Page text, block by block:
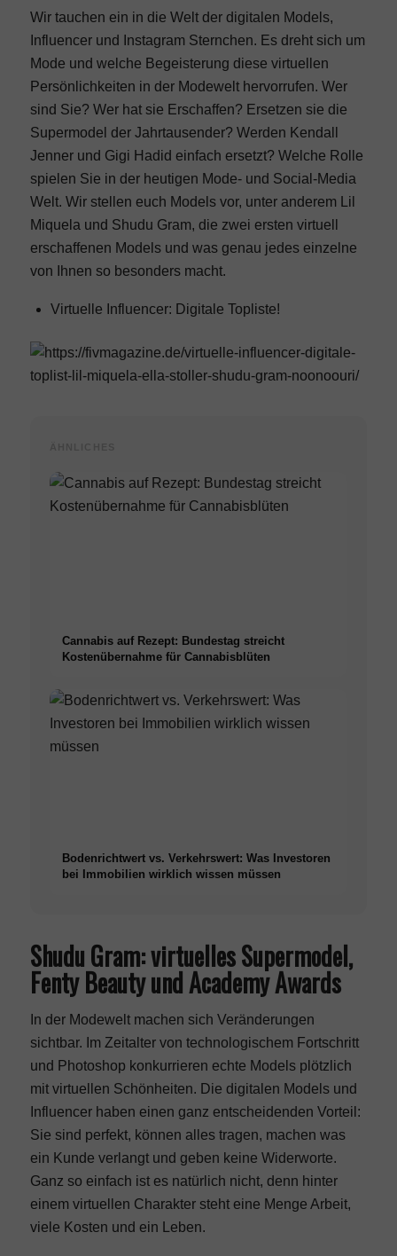
Wir tauchen ein in die Welt der digitalen Models,
Influencer und Instagram Sternchen. Es dreht sich um
Mode und welche Begeisterung diese virtuellen
Persönlichkeiten in der Modewelt hervorrufen. Wer
sind Sie? Wer hat sie Erschaffen? Ersetzen sie die
Supermodel der Jahrtausender? Werden Kendall
Jennerund Gigi Hadid einfach ersetzt? Welche Rolle
spielen Sie in der heutigen Mode- und Social-Media
Welt. Wir stellen euch Models vor, unter anderem
Lil
Miquela und Shudu Gram, die zwei ersten virtuell
erschaffenen Models und was genau jedes einzelne
von Ihnen so besonders macht.
Virtuelle Influencer: Digitale Topliste!
Cannabis auf Rezept: Bundestag streicht
Kostenübernahme für Cannabisblüten
Bodenrichtwert vs. Verkehrswert: Was Investoren
bei Immobilien wirklich wissen müssen
Shudu Gram: virtuelles Supermodel,
Fenty Beauty und Academy Awards
In der Modewelt machen sich Veränderungen
sichtbar. Im Zeitalter von technologischem Fortschritt
und Photoshop konkurrieren echte Models plötzlich
mit virtuellen Schönheiten. Die digitalen Models und
Influencer haben einen ganz entscheidenden Vorteil:
Sie sind perfekt, können alles tragen, machen was
ein Kunde verlangt und geben keine Widerworte.
Ganz so einfach ist es natürlich nicht, denn hinter
einem virtuellen Charakter steht eine Menge Arbeit,
viele Kosten und ein Leben.